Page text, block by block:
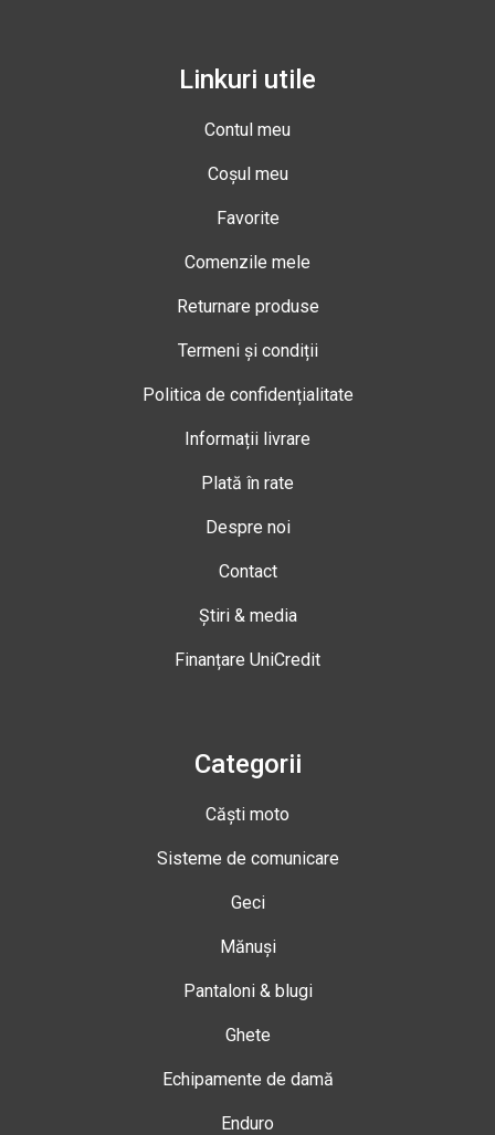
Linkuri utile
Contul meu
Coșul meu
Favorite
Comenzile mele
Returnare produse
Termeni și condiții
Politica de confidențialitate
Informații livrare
Plată în rate
Despre noi
Contact
Știri & media
Finanțare UniCredit
Categorii
Căști moto
Sisteme de comunicare
Geci
Mănuși
Pantaloni & blugi
Ghete
Echipamente de damă
Enduro